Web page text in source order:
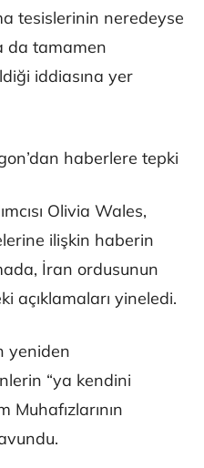
tesislerinin neredeyse
da tamamen
iddiasına yer
haberlere tepki
Olivia Wales,
ilişkin haberin
İran ordusunun
açıklamaları yineledi.
yeniden
“ya kendini
Muhafızlarının